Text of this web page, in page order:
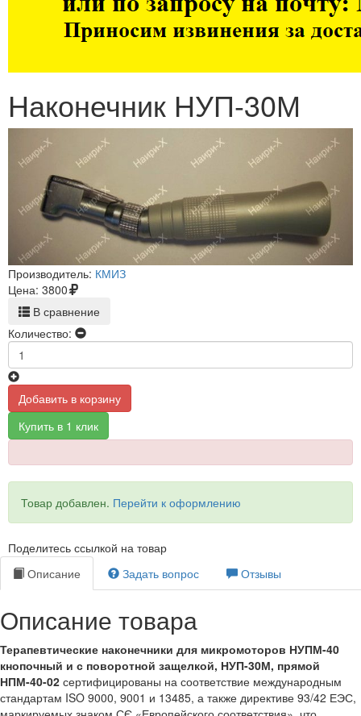
Наконечник НУП-30М
Производитель: КМИЗ
Цена: 3800
В сравнение
Количество:
Добавить в корзину
Купить в 1 клик
Товар добавлен. Перейти к оформлению
Поделитесь ссылкой на товар
Описание
Задать вопрос Отзывы
Описание товара
Терапевтические наконечники для микромоторов НУПМ-40
кнопочный и с поворотной защелкой, НУП-30М, прямой
НПМ-40-02 сертифицированы на соответствие международным
стандартам ISO 9000, 9001 и 13485, а также директиве 93/42 ЕЭС,